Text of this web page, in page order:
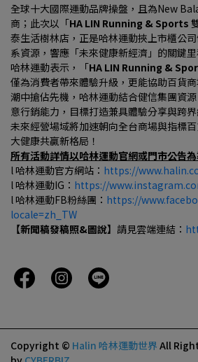
全球十大國際運動品牌操盤，且為New
商；此次以「HA LIN Running & Sports
泰生活樹林店，正是哈林運動挾上市櫃公
系資源，響應「未來健康新經濟」的關鍵里
哈林運動表示，「HA LIN Running &
僅為消費者帶來體驗升級，更能協助百貨
潮中搶佔先機，哈林運動結合健信集團資
意行銷能力，目標打造兼具體驗分享與跨
未來經營場域將加速朝向全台商場與指標
大健康共贏新格局！
所有活動詳情以哈林運動官網或門市公告
l 哈林運動官方網站： https://
l 哈林運動IG： https://
l 哈林運動FB粉絲團： https://
locale=zh_TW
【新聞稿發稿照&圖說】 請見雲端連結：
Copyright © Halin 哈林運動世界 All